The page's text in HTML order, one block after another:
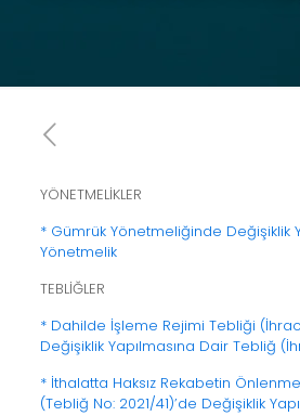
YÖNETMELİKLER
* Gümrük Yönetmeliğinde Değişiklik
Yönetmelik
TEBLİĞLER
* Dahilde İşleme Rejimi Tebliği
Değişiklik Yapılmasına Dair Tebliğ
* İthalatta Haksız Rekabetin
(Tebliğ No: 2021/41)’de Değişiklik